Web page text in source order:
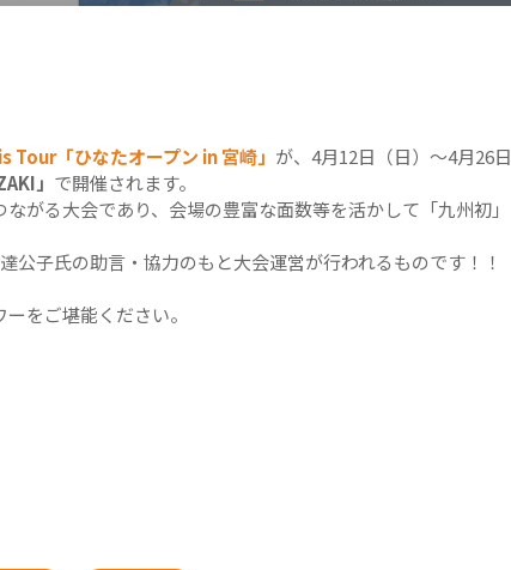
Tour「ひなたオープン in 宮崎」 が、4月12日（日）～4月26日
」 で開催されます。
がる大会であり、会場の豊富な面数等を活かして「九州初」
公子氏の助言・協力のもと大会運営が行われるものです！！
をご堪能ください。